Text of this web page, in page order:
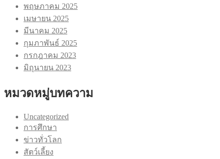
พฤษภาคม 2025
เมษายน 2025
มีนาคม 2025
กุมภาพันธ์ 2025
กรกฎาคม 2023
มิถุนายน 2023
หมวดหมู่บทความ
Uncategorized
การศึกษา
ข่าวทั่วโลก
สัตว์เลี้ยง